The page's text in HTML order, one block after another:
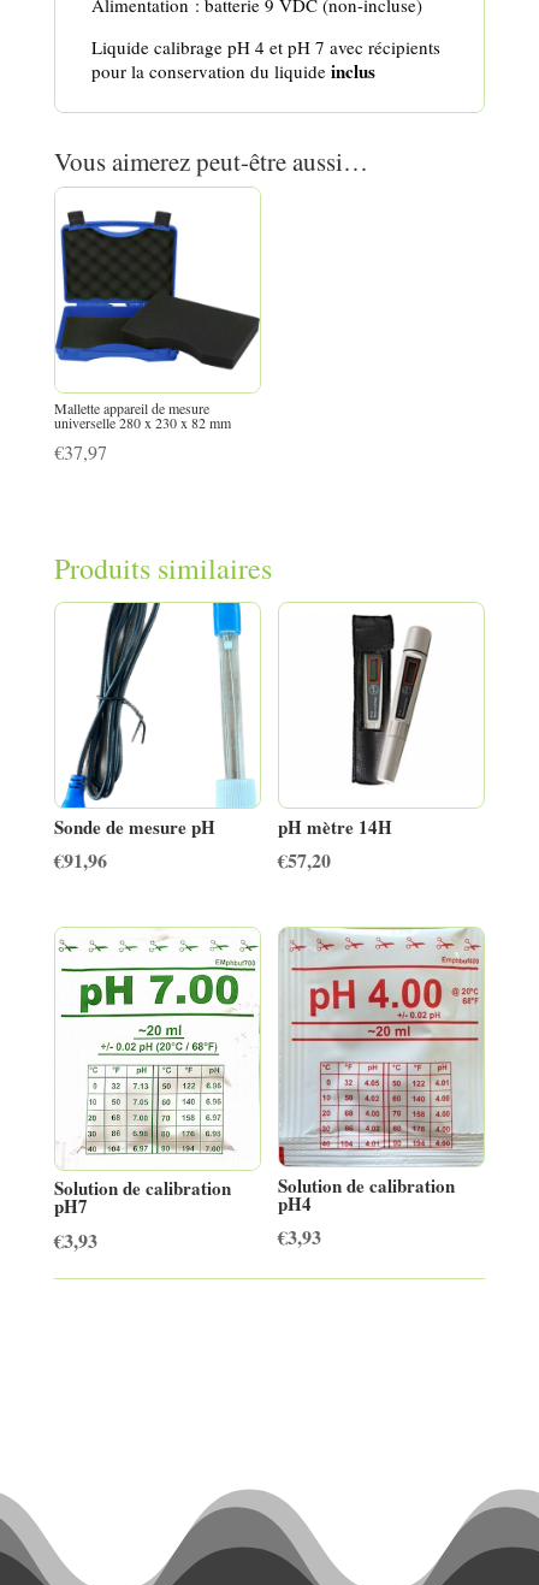
Alimentation : batterie 9 VDC (non-incluse)
Liquide calibrage pH 4 et pH 7 avec récipients
pour la conservation du liquideinclus
Vous aimerez peut-être aussi…
Mallette appareil de mesure
universelle 280 x 230 x 82 mm
€37,97
Produits similaires
Sonde de mesure pH
€91,96
pH mètre 14H
€57,20
Solution de calibration
pH7
€3,93
Solution de calibration
pH4
€3,93